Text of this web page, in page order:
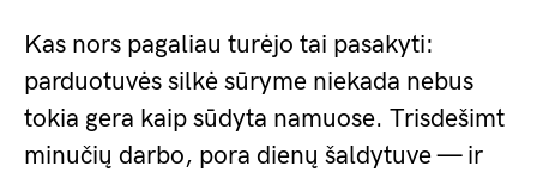
Kas nors pagaliau turėjo tai pasakyti:
parduotuvės silkė sūryme niekada nebus
tokia gera kaip sūdyta namuose. Trisdešimt
minučių darbo, pora dienų šaldytuve — ir